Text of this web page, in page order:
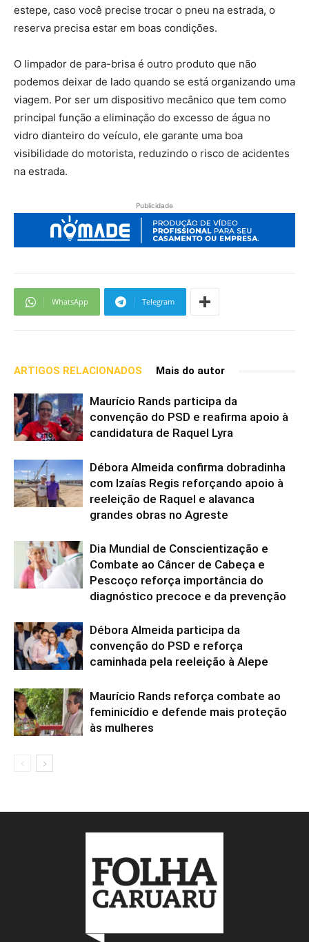
estepe, caso você precise trocar o pneu na estrada, o
reserva precisa estar em boas condições.
O limpador de para-brisa é outro produto que não
podemos deixar de lado quando se está organizando uma
viagem. Por ser um dispositivo mecânico que tem como
principal função a eliminação do excesso de água no
vidro dianteiro do veículo, ele garante uma boa
visibilidade do motorista, reduzindo o risco de acidentes
na estrada.
Publicidade
WhatsApp Telegram
ARTIGOS RELACIONADOS Mais do autor
Maurício Rands participa da
convenção do PSD e reafirma apoio à
candidatura de Raquel Lyra
Débora Almeida confirma dobradinha
com Izaías Regis reforçando apoio à
reeleição de Raquel e alavanca
grandes obras no Agreste
Dia Mundial de Conscientização e
Combate ao Câncer de Cabeça e
Pescoço reforça importância do
diagnóstico precoce e da prevenção
Débora Almeida participa da
convenção do PSD e reforça
caminhada pela reeleição à Alepe
Maurício Rands reforça combate ao
feminicídio e defende mais proteção
às mulheres